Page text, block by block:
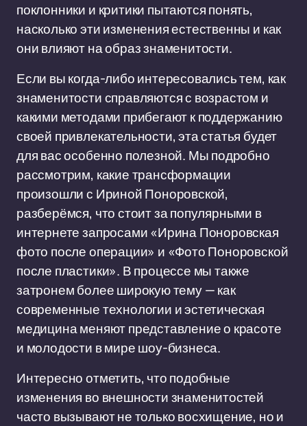
поклонники и критики пытаются понять,
насколько эти изменения естественны и как
они влияют на образ знаменитости.
Если вы когда-либо интересовались тем, как
знаменитости справляются с возрастом и
какими методами прибегают к поддержанию
своей привлекательности, эта статья будет
для вас особенно полезной. Мы подробно
рассмотрим, какие трансформации
произошли с Ириной Поноровской,
разберёмся, что стоит за популярными в
интернете запросами «Ирина Поноровская
фото после операции» и «Фото Поноровской
после пластики». В процессе мы также
затронем более широкую тему — как
современные технологии и эстетическая
медицина меняют представление о красоте
и молодости в мире шоу-бизнеса.
Интересно отметить, что подобные
изменения во внешности знаменитостей
часто вызывают не только восхищение, но и